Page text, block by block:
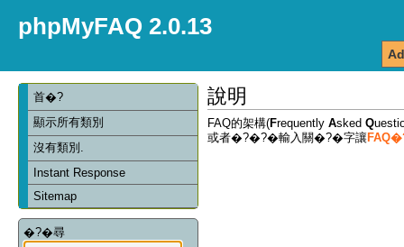
phpMyFAQ 2.0.13
首�?
顯示所有類別
沒有類別.
Instant Response
Sitemap
�?�尋
說明
FAQ的架構(Frequently Asked Q
或者�?�?�輸入關�?�字讓